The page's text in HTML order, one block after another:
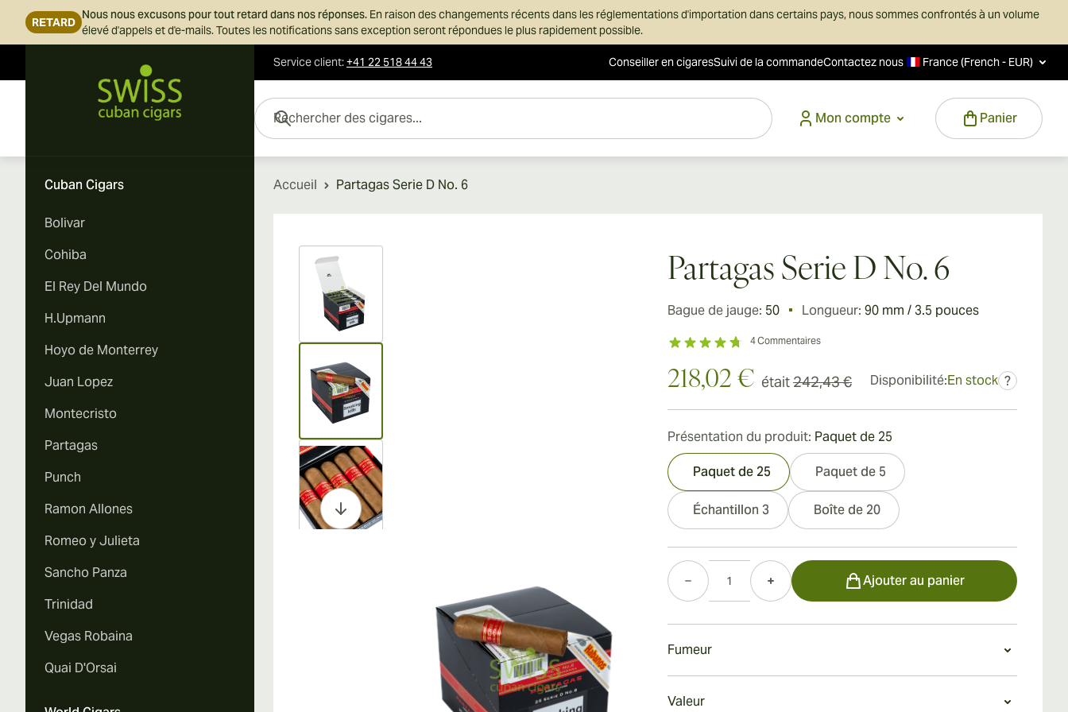
RETARD
Nous nous excusons pour tout retard dans nos réponses. En raison des changements récents dans les réglementations d'importation dans certains pays, nous sommes confrontés à un volume
élevé d'appels et d'e-mails. Toutes les notifications sans exception seront répondues le plus rapidement possible.
Service client:+41 22 518 44 43 Conseiller en cigaresSuivi de la commandeContactez nous France (French - EUR)
Mon compte
Panier
Rechercher des cigares...
Cuban Cigars
Bolivar
Cohiba
El Rey Del Mundo
H.Upmann
Hoyo de Monterrey
Juan Lopez
Montecristo
Partagas
Punch
Ramon Allones
Romeo y Julieta
Sancho Panza
Trinidad
Vegas Robaina
Quai D'Orsai
Accueil Partagas Serie D No. 6
View larger image
View larger image
View larger image
Partagas Serie D No. 6
Bague de jauge: 50 Longueur: 90 mm / 3.5 pouces
4Commentaires
218,02 € était242,43 € Disponibilité:En stock ?
Présentation du produit: Paquet de 25
Paquet de 25 Paquet de 5
Échantillon 3 Boîte de 20
Quantité
Ajouter au panier
Fumeur
Valeur